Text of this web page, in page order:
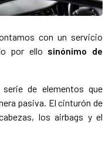
con un servicio
por ello sinónimo de
de elementos que
pasiva. El cinturón de
los airbags y el